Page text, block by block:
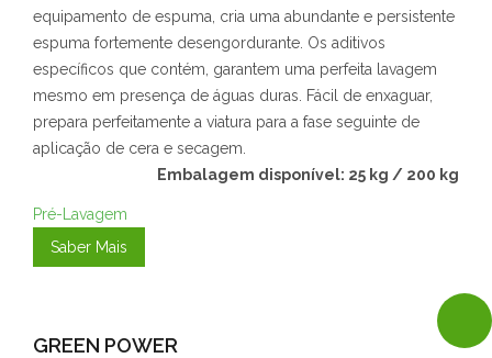
equipamento de espuma, cria uma abundante e persistente
espuma fortemente desengordurante. Os aditivos
específicos que contém, garantem uma perfeita lavagem
mesmo em presença de águas duras. Fácil de enxaguar,
prepara perfeitamente a viatura para a fase seguinte de
aplicação de cera e secagem.
Embalagem disponível: 25 kg / 200 kg
Pré-Lavagem
Saber Mais
GREEN POWER